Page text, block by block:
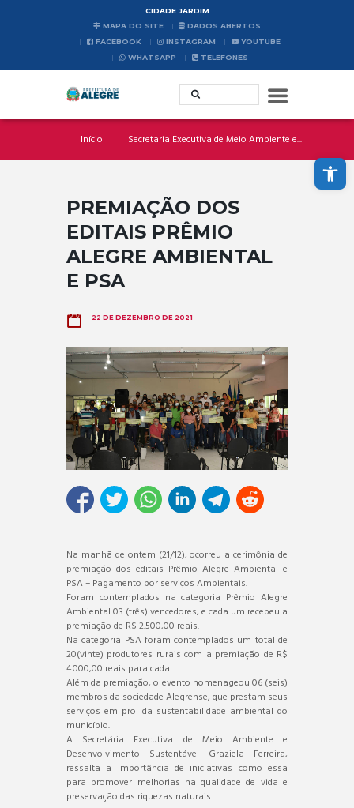
Abrir a barra de ferramentas
CIDADE JARDIM
MAPA DO SITE
DADOS ABERTOS
FACEBOOK
INSTAGRAM
YOUTUBE
WHATSAPP
TELEFONES
Início Secretaria Executiva de Meio Ambiente e...
PREMIAÇÃO DOS
EDITAIS PRÊMIO
ALEGRE AMBIENTAL
E PSA
22 DE DEZEMBRO DE 2021
Na manhã de ontem (21/12), ocorreu a cerimônia de
premiação dos editais Prêmio Alegre Ambiental e
PSA – Pagamento por serviços Ambientais.
Foram contemplados na categoria Prêmio Alegre
Ambiental 03 (três) vencedores, e cada um recebeu a
premiação de R$ 2.500,00 reais.
Na categoria PSA foram contemplados um total de
20(vinte) produtores rurais com a premiação de R$
4.000,00 reais para cada.
Além da premiação, o evento homenageou 06 (seis)
membros da sociedade Alegrense, que prestam seus
serviços em prol da sustentabilidade ambiental do
município.
A Secretária Executiva de Meio Ambiente e
Desenvolvimento Sustentável Graziela Ferreira,
ressalta a importância de iniciativas como essa
para promover melhorias na qualidade de vida e
preservação das riquezas naturais.